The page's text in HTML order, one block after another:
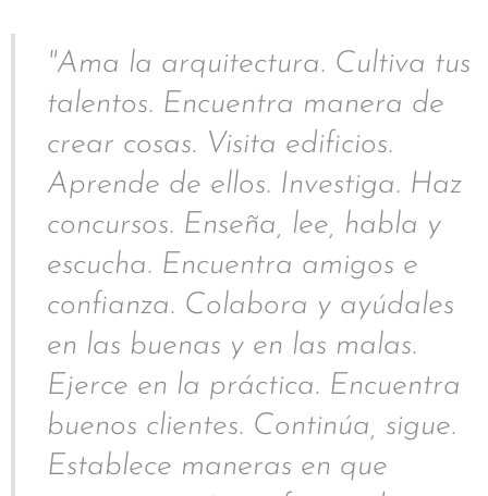
"Ama la arquitectura. Cultiva tus
talentos. Encuentra manera de
crear cosas. Visita edificios.
Aprende de ellos. Investiga. Haz
concursos. Enseña, lee, habla y
escucha. Encuentra amigos e
confianza. Colabora y ayúdales
en las buenas y en las malas.
Ejerce en la práctica. Encuentra
buenos clientes. Continúa, sigue.
Establece maneras en que